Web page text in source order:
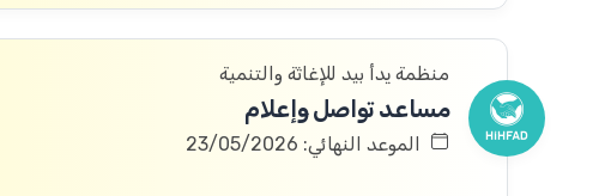
منظمة يدأ بيد للإغاثة والتنمية
مساعد تواصل وإعلام
الموعد النهائي: 23/05/2026